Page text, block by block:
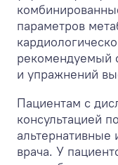
параметров
рекомендуемый
и упражнений
Пациентам с
консультацией
врача. У